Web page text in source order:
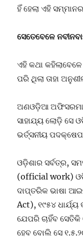
ହିଁ ହେଲା ଏହି
ସେତେବେଳେ
ଏହି କଥା
ପରି ଥିଲା ତାହା
ଅଣଓଡ଼ିଆ
ସାହାଯ୍ୟ ଲୋଡ଼ି ସେ
ଭର୍ତ୍ସନୀୟ
ଓଡ଼ିଶାର ସର୍ବତ୍ର,
(official work)
ଦାପ୍ତରିକ ଭାଷା
Act), ୧୯୫୪
ଯେପରି ଚାହିଁବ ସେତିକି
ହେବ ବୋଲି ସେ